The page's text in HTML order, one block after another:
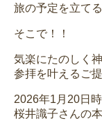
旅の予定を立て
そこで！！
気楽にたのしく
参拝を叶えるご
2026年1月20日時
桜井識子さんの